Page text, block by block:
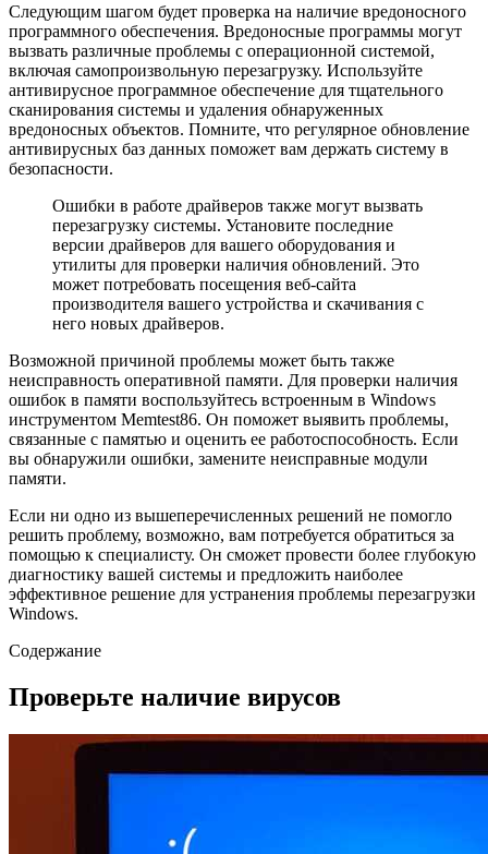
Следующим шагом будет проверка на наличие вредоносного
программного обеспечения. Вредоносные программы могут
вызвать различные проблемы с операционной системой,
включая самопроизвольную перезагрузку. Используйте
антивирусное программное обеспечение для тщательного
сканирования системы и удаления обнаруженных
вредоносных объектов. Помните, что регулярное обновление
антивирусных баз данных поможет вам держать систему в
безопасности.
Ошибки в работе драйверов также могут вызвать
перезагрузку системы. Установите последние
версии драйверов для вашего оборудования и
утилиты для проверки наличия обновлений. Это
может потребовать посещения веб-сайта
производителя вашего устройства и скачивания с
него новых драйверов.
Возможной причиной проблемы может быть также
неисправность оперативной памяти. Для проверки наличия
ошибок в памяти воспользуйтесь встроенным в Windows
инструментом Memtest86. Он поможет выявить проблемы,
связанные с памятью и оценить ее работоспособность. Если
вы обнаружили ошибки, замените неисправные модули
памяти.
Если ни одно из вышеперечисленных решений не помогло
решить проблему, возможно, вам потребуется обратиться за
помощью к специалисту. Он сможет провести более глубокую
диагностику вашей системы и предложить наиболее
эффективное решение для устранения проблемы перезагрузки
Windows.
Содержание
Проверьте наличие вирусов